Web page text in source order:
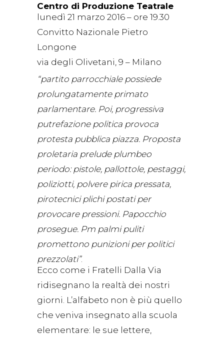
Centro di Produzione Teatrale
lunedì 21 marzo 2016 – ore 19.30
Convitto Nazionale Pietro
Longone
via degli Olivetani, 9 – Milano
“partito parrocchiale possiede
prolungatamente primato
parlamentare. Poi, progressiva
putrefazione politica provoca
protesta pubblica piazza. Proposta
proletaria prelude plumbeo
periodo: pistole, pallottole, pestaggi,
poliziotti, polvere pirica pressata,
pirotecnici plichi postati per
provocare pressioni. Papocchio
prosegue. Pm palmi puliti
promettono punizioni per politici
prezzolati”.
Ecco come i Fratelli Dalla Via
ridisegnano la realtà dei nostri
giorni. L’alfabeto non è più quello
che veniva insegnato alla scuola
elementare: le sue lettere,